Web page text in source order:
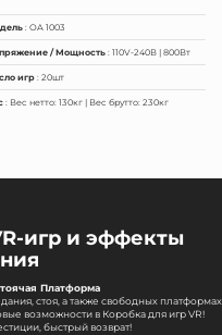
: OA 1003
/ Мощность : 110V-240В | 800Вт
игр: 20шт
: Вес нетто: 130кг | Вес брутто: 230кг
игр и эффекты
Платформа
стоя, а также свободных платформах
возможности в Коробка для игр VR!
быстрый возврат!